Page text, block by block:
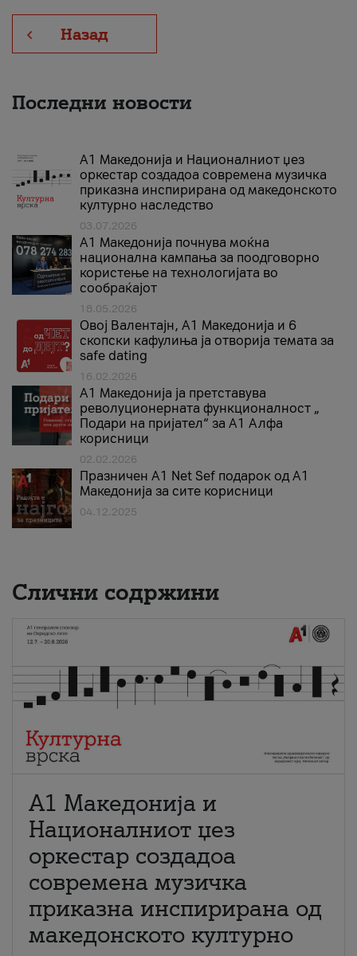
Назад
Последни новости
А1 Македонија и Националниот џез
оркестар создадоа современа музичка
приказна инспирирана од македонското
културно наследство
03.07.2026
A1 Македонија почнува моќна
национална кампања за поодговорно
користење на технологијата во
сообраќајот
18.05.2026
Овој Валентајн, A1 Македонија и 6
скопски кафулиња ја отворија темата за
safe dating
16.02.2026
А1 Македонија ја претставува
револуционерната функционалност „
Подари на пријател“ за А1 Алфа
корисници
02.02.2026
Празничен A1 Net Sеf подарок од А1
Македонија за сите корисници
04.12.2025
Слични содржини
А1 Македонија и
Националниот џез
оркестар создадоа
современа музичка
приказна инспирирана од
македонското културно